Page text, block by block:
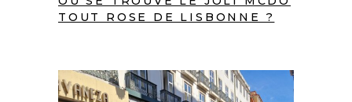
TOUT ROSE DE LISBONNE ?